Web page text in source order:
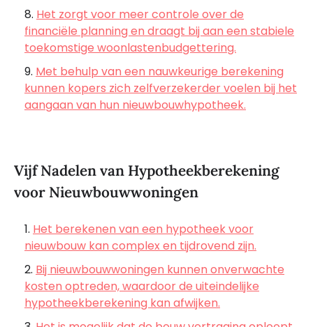
Het zorgt voor meer controle over de
financiële planning en draagt bij aan een stabiele
toekomstige woonlastenbudgettering.
Met behulp van een nauwkeurige berekening
kunnen kopers zich zelfverzekerder voelen bij het
aangaan van hun nieuwbouwhypotheek.
Vijf Nadelen van Hypotheekberekening
voor Nieuwbouwwoningen
Het berekenen van een hypotheek voor
nieuwbouw kan complex en tijdrovend zijn.
Bij nieuwbouwwoningen kunnen onverwachte
kosten optreden, waardoor de uiteindelijke
hypotheekberekening kan afwijken.